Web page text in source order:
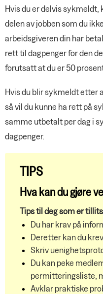
Hvis du er delvis
delen av jobben som du
arbeidsgiveren din har
rett til dagpenger for den
forutsatt at du er 50
Hvis du blir sykmeldt etter
så vil du kunne ha rett på
samme utbetalt per dag i
dagpenger.
TIPS
Hva kan du gjøre
Tips til deg som er
Du har krav på
Deretter kan du
Skriv
Du kan peke
permitteringsliste,
Avklar praktiske